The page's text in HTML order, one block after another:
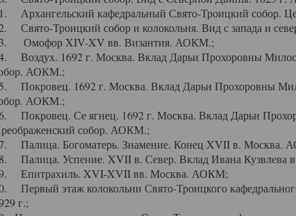
Архангельский кафедральный Свято-Троицкий собор.
Свято-Троицкий собор и колокольня. Вид с запада и
Омофор XIV-XV вв. Византия. АОКМ.;
Воздух. 1692 г. Москва. Вклад Дарьи Прохоровны
АОКМ.;
Покровец. 1692 г. Москва. Вклад Дарьи Прохоровны
АОКМ.;
Покровец. Се ягнец. 1692 г. Москва. Вклад Дарьи
собор. АОКМ.;
Палица. Богоматерь. Знамение. Конец XVII в. Москва.
Палица. Успение. XVII в. Север. Вклад Ивана Кузвлева
Епитрахиль. XVI-XVII вв. Москва. АОКМ;
Первый этаж колокольни Свято-Троицкого
г.;